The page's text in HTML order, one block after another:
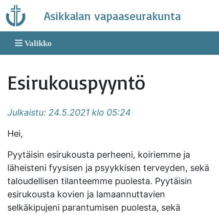
Skip
to
content
Asikkalan vapaaseurakunta
Valikko
Esirukouspyyntö
Julkaistu: 24.5.2021 klo 05:24
Hei,
Pyytäisin esirukousta perheeni, koiriemme ja
läheisteni fyysisen ja psyykkisen terveyden, sekä
taloudellisen tilanteemme puolesta. Pyytäisin
esirukousta kovien ja lamaannuttavien
selkäkipujeni parantumisen puolesta, sekä